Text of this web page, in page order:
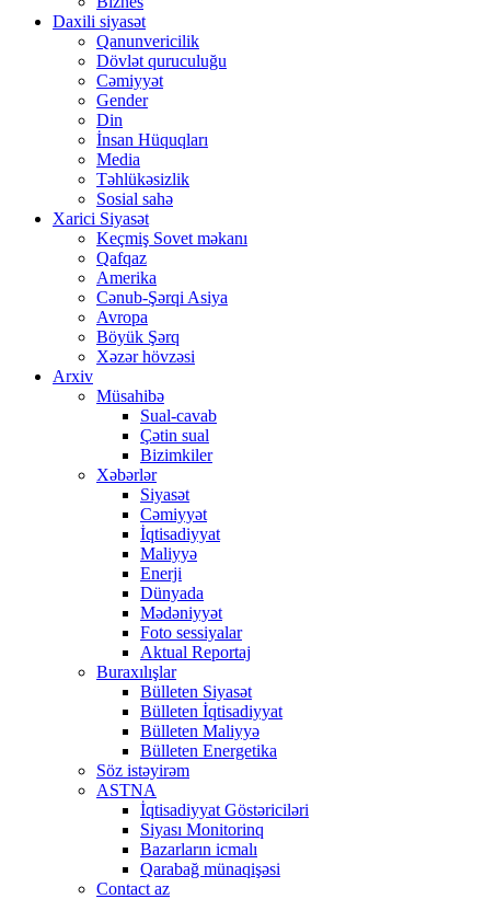
Daxili siyasət
Qanunvericilik
Dövlət quruculuğu
Cəmiyyət
Gender
Din
İnsan Hüquqları
Media
Təhlükəsizlik
Sosial sahə
Xarici Siyasət
Keçmiş Sovet məkanı
Qafqaz
Amerika
Cənub-Şərqi Asiya
Avropa
Böyük Şərq
Xəzər hövzəsi
Arxiv
Müsahibə
Sual-cavab
Çətin sual
Bizimkiler
Xəbərlər
Siyasət
Cəmiyyət
İqtisadiyyat
Maliyyə
Enerji
Dünyada
Mədəniyyət
Foto sessiyalar
Aktual Reportaj
Buraxılışlar
Bülleten Siyasət
Bülleten İqtisadiyyat
Bülleten Maliyyə
Bülleten Energetika
Söz istəyirəm
ASTNA
İqtisadiyyat Göstəriciləri
Siyası Monitorinq
Bazarların icmalı
Qarabağ münaqişəsi
Contact az